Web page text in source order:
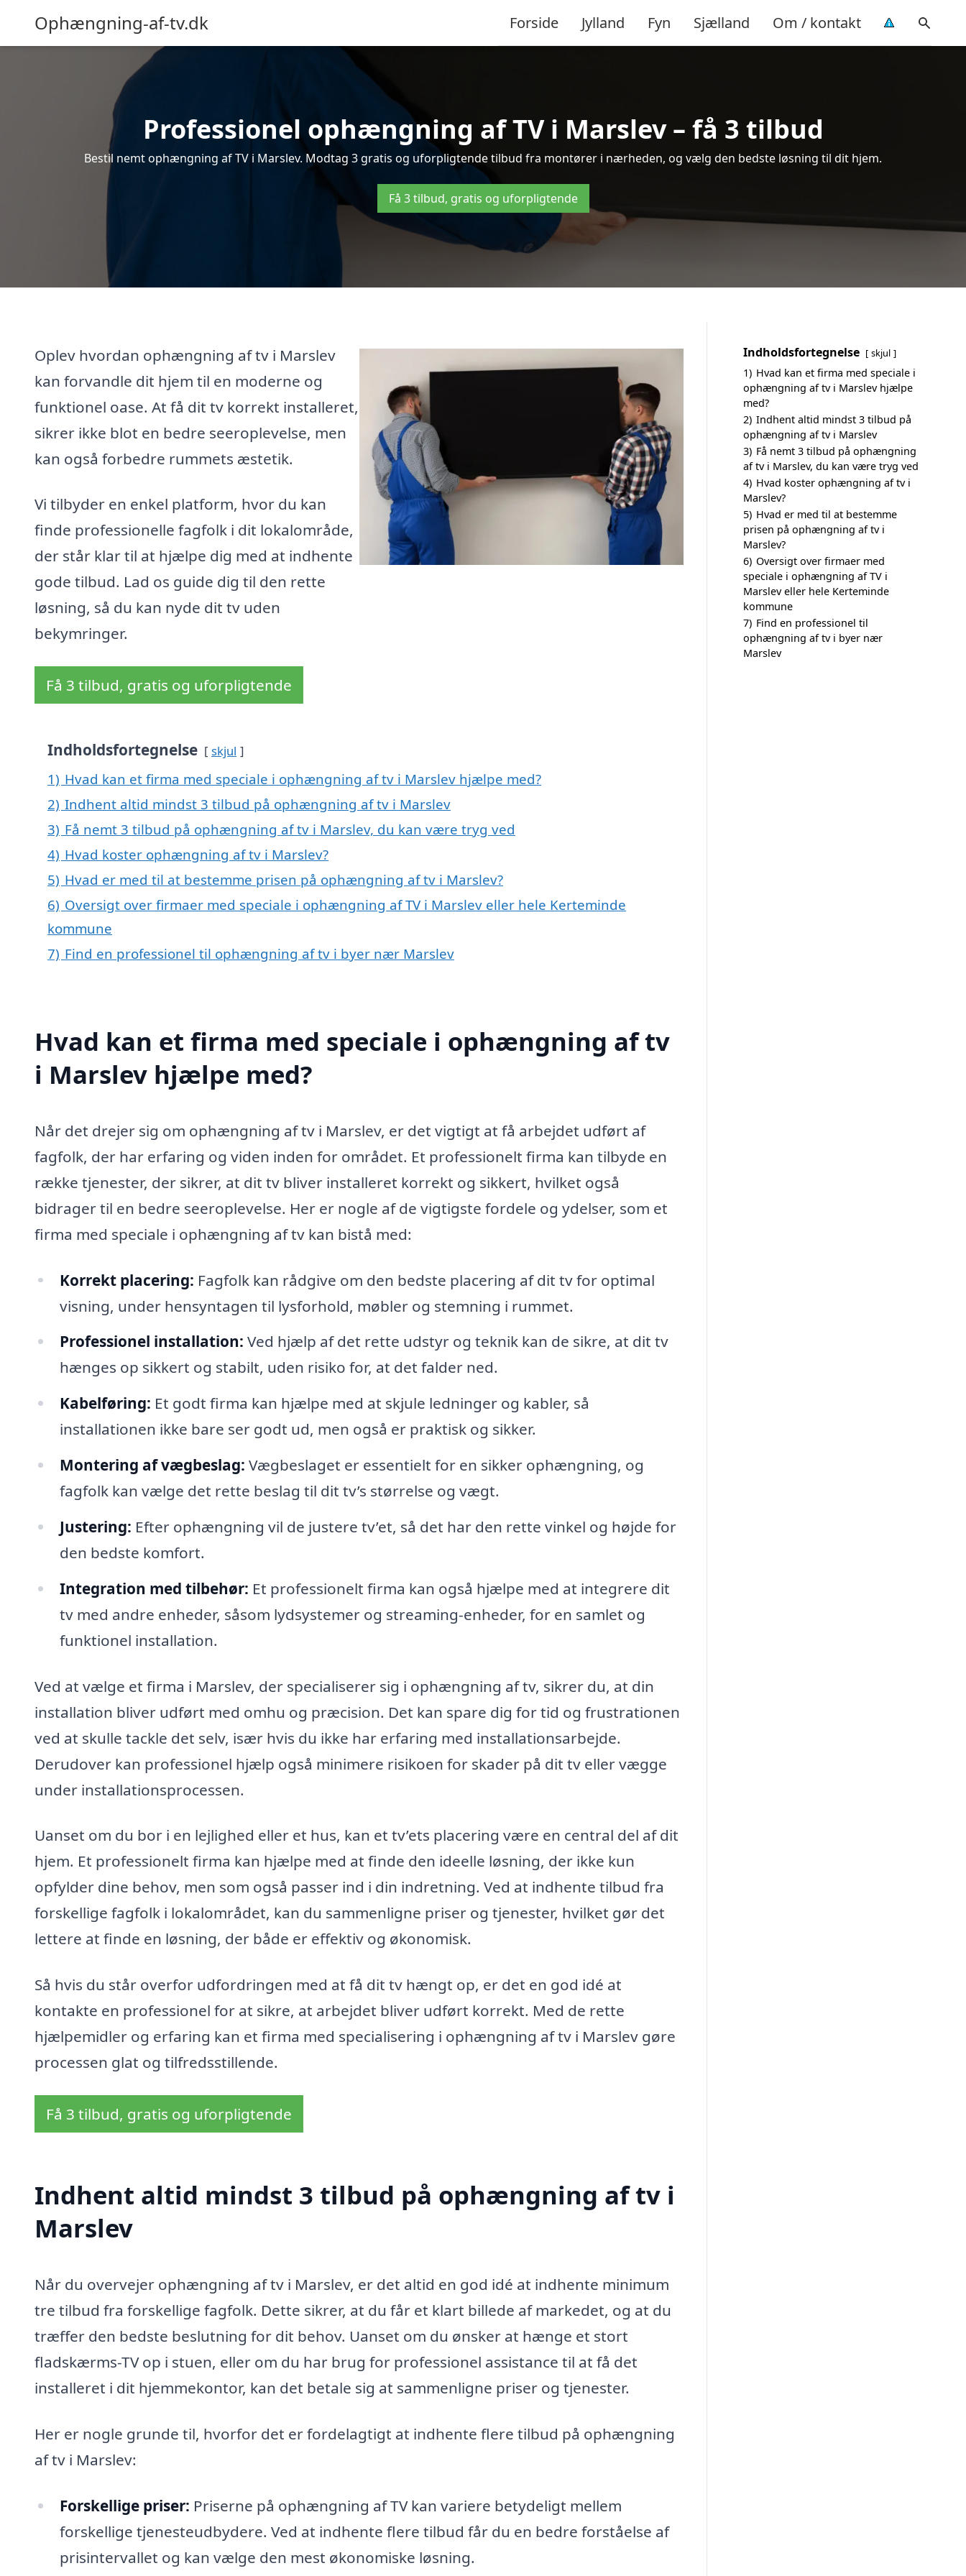
Ophængning-af-tv.dk Forside Jylland Fyn Sjælland Om / kontakt
Professionel ophængning af TV i Marslev – få 3 tilbud
Bestil nemt ophængning af TV i Marslev. Modtag 3 gratis og uforpligtende tilbud fra montører i nærheden, og vælg den bedste løsning til dit hjem.
Få 3 tilbud, gratis og uforpligtende
Oplev hvordan ophængning af tv i Marslev
kan forvandle dit hjem til en moderne og
funktionel oase. At få dit tv korrekt installeret,
sikrer ikke blot en bedre seeroplevelse, men
kan også forbedre rummets æstetik.
Vi tilbyder en enkel platform, hvor du kan
finde professionelle fagfolk i dit lokalområde,
der står klar til at hjælpe dig med at indhente
gode tilbud. Lad os guide dig til den rette
løsning, så du kan nyde dit tv uden
bekymringer.
Få 3 tilbud, gratis og uforpligtende
Indholdsfortegnelse skjul
1) Hvad kan et firma med speciale i ophængning af tv i Marslev hjælpe med?
2) Indhent altid mindst 3 tilbud på ophængning af tv i Marslev
3) Få nemt 3 tilbud på ophængning af tv i Marslev, du kan være tryg ved
4) Hvad koster ophængning af tv i Marslev?
5) Hvad er med til at bestemme prisen på ophængning af tv i Marslev?
6) Oversigt over firmaer med speciale i ophængning af TV i Marslev eller hele Kerteminde
kommune
7) Find en professionel til ophængning af tv i byer nær Marslev
Hvad kan et firma med speciale i ophængning af tv
i Marslev hjælpe med?
Når det drejer sig om ophængning af tv i Marslev, er det vigtigt at få arbejdet udført af
fagfolk, der har erfaring og viden inden for området. Et professionelt firma kan tilbyde en
række tjenester, der sikrer, at dit tv bliver installeret korrekt og sikkert, hvilket også
bidrager til en bedre seeroplevelse. Her er nogle af de vigtigste fordele og ydelser, som et
firma med speciale i ophængning af tv kan bistå med:
Korrekt placering: Fagfolk kan rådgive om den bedste placering af dit tv for optimal
visning, under hensyntagen til lysforhold, møbler og stemning i rummet.
Professionel installation: Ved hjælp af det rette udstyr og teknik kan de sikre, at dit tv
hænges op sikkert og stabilt, uden risiko for, at det falder ned.
Kabelføring: Et godt firma kan hjælpe med at skjule ledninger og kabler, så
installationen ikke bare ser godt ud, men også er praktisk og sikker.
Montering af vægbeslag: Vægbeslaget er essentielt for en sikker ophængning, og
fagfolk kan vælge det rette beslag til dit tv’s størrelse og vægt.
Justering: Efter ophængning vil de justere tv’et, så det har den rette vinkel og højde for
den bedste komfort.
Integration med tilbehør: Et professionelt firma kan også hjælpe med at integrere dit
tv med andre enheder, såsom lydsystemer og streaming-enheder, for en samlet og
funktionel installation.
Ved at vælge et firma i Marslev, der specialiserer sig i ophængning af tv, sikrer du, at din
installation bliver udført med omhu og præcision. Det kan spare dig for tid og frustrationen
ved at skulle tackle det selv, især hvis du ikke har erfaring med installationsarbejde.
Derudover kan professionel hjælp også minimere risikoen for skader på dit tv eller vægge
under installationsprocessen.
Uanset om du bor i en lejlighed eller et hus, kan et tv’ets placering være en central del af dit
hjem. Et professionelt firma kan hjælpe med at finde den ideelle løsning, der ikke kun
opfylder dine behov, men som også passer ind i din indretning. Ved at indhente tilbud fra
forskellige fagfolk i lokalområdet, kan du sammenligne priser og tjenester, hvilket gør det
lettere at finde en løsning, der både er effektiv og økonomisk.
Så hvis du står overfor udfordringen med at få dit tv hængt op, er det en god idé at
kontakte en professionel for at sikre, at arbejdet bliver udført korrekt. Med de rette
hjælpemidler og erfaring kan et firma med specialisering i ophængning af tv i Marslev gøre
processen glat og tilfredsstillende.
Få 3 tilbud, gratis og uforpligtende
Indhent altid mindst 3 tilbud på ophængning af tv i
Marslev
Når du overvejer ophængning af tv i Marslev, er det altid en god idé at indhente minimum
tre tilbud fra forskellige fagfolk. Dette sikrer, at du får et klart billede af markedet, og at du
træffer den bedste beslutning for dit behov. Uanset om du ønsker at hænge et stort
fladskærms-TV op i stuen, eller om du har brug for professionel assistance til at få det
installeret i dit hjemmekontor, kan det betale sig at sammenligne priser og tjenester.
Her er nogle grunde til, hvorfor det er fordelagtigt at indhente flere tilbud på ophængning
af tv i Marslev:
Forskellige priser: Priserne på ophængning af TV kan variere betydeligt mellem
forskellige tjenesteudbydere. Ved at indhente flere tilbud får du en bedre forståelse af
prisintervallet og kan vælge den mest økonomiske løsning.
Indholdsfortegnelse skjul
1) Hvad kan et firma med speciale i
ophængning af tv i Marslev hjælpe
med?
2) Indhent altid mindst 3 tilbud på
ophængning af tv i Marslev
3) Få nemt 3 tilbud på ophængning
af tv i Marslev, du kan være tryg ved
4) Hvad koster ophængning af tv i
Marslev?
5) Hvad er med til at bestemme
prisen på ophængning af tv i
Marslev?
6) Oversigt over firmaer med
speciale i ophængning af TV i
Marslev eller hele Kerteminde
kommune
7) Find en professionel til
ophængning af tv i byer nær
Marslev